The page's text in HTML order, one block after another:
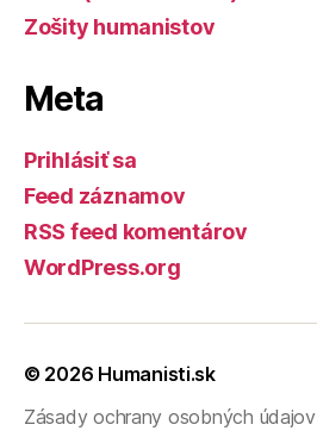
Zošity humanistov
Meta
Prihlásiť sa
Feed záznamov
RSS feed komentárov
WordPress.org
© 2026 Humanisti.sk
Zásady ochrany osobných údajov